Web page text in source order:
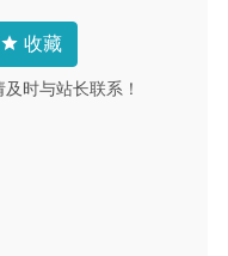
收藏
时与站长联系！
换铅笔画软件